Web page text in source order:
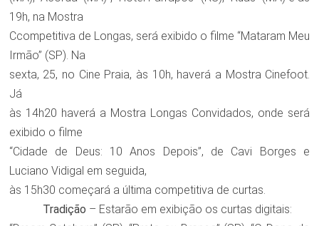
19h, na Mostra
Ccompetitiva de Longas, será exibido o filme “Mataram Meu
Irmão” (SP). Na
sexta, 25, no Cine Praia, às 10h, haverá a Mostra Cinefoot.
Já
às 14h20 haverá a Mostra Longas Convidados, onde será
exibido o filme
“Cidade de Deus: 10 Anos Depois”, de Cavi Borges e
Luciano Vidigal em seguida,
às 15h30 começará a última competitiva de curtas.
Tradição – Estarão em exibição os curtas digitais: